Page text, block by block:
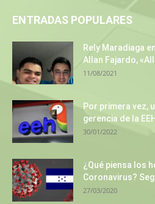
ENTRADAS POPULARES
Rely Maradiaga
Allan Fajardo,
11/08/2021
Por primera vez,
gerencia de la
30/01/2022
¿Qué piensa los
Coronavirus?
27/03/2020